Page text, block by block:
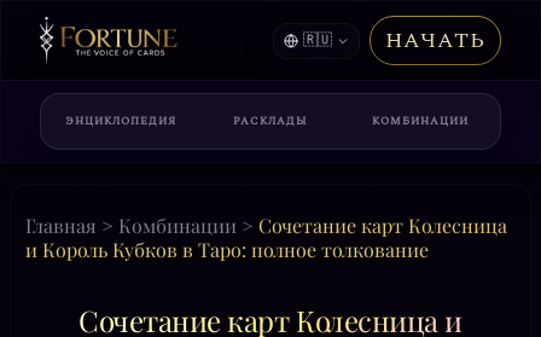
🇷🇺 НАЧАТЬ
ЭНЦИКЛОПЕДИЯ РАСКЛАДЫ КОМБИНАЦИИ
Главная > Комбинации > Сочетание карт Колесница
и Король Кубков в Таро: полное толкование
Сочетание карт Колесница и